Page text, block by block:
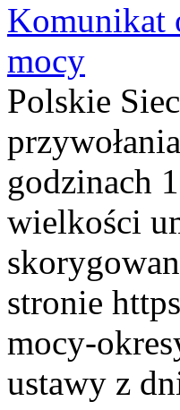
Komunikat
mocy
Polskie
godzinach
wielkości
stronie
mocy-
ustawy z